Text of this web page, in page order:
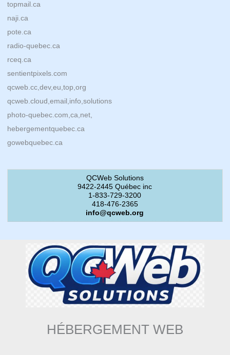
topmail.ca
naji.ca
pote.ca
radio-quebec.ca
rceq.ca
sentientpixels.com
qcweb.cc,dev,eu,top,org
qcweb.cloud,email,info,solutions
photo-quebec.com,ca,net,
hebergementquebec.ca
gowebquebec.ca
QCWeb Solutions
9422-2445 Québec inc
1-833-729-3200
418-476-2365
info@qcweb.org
HÉBERGEMENT WEB